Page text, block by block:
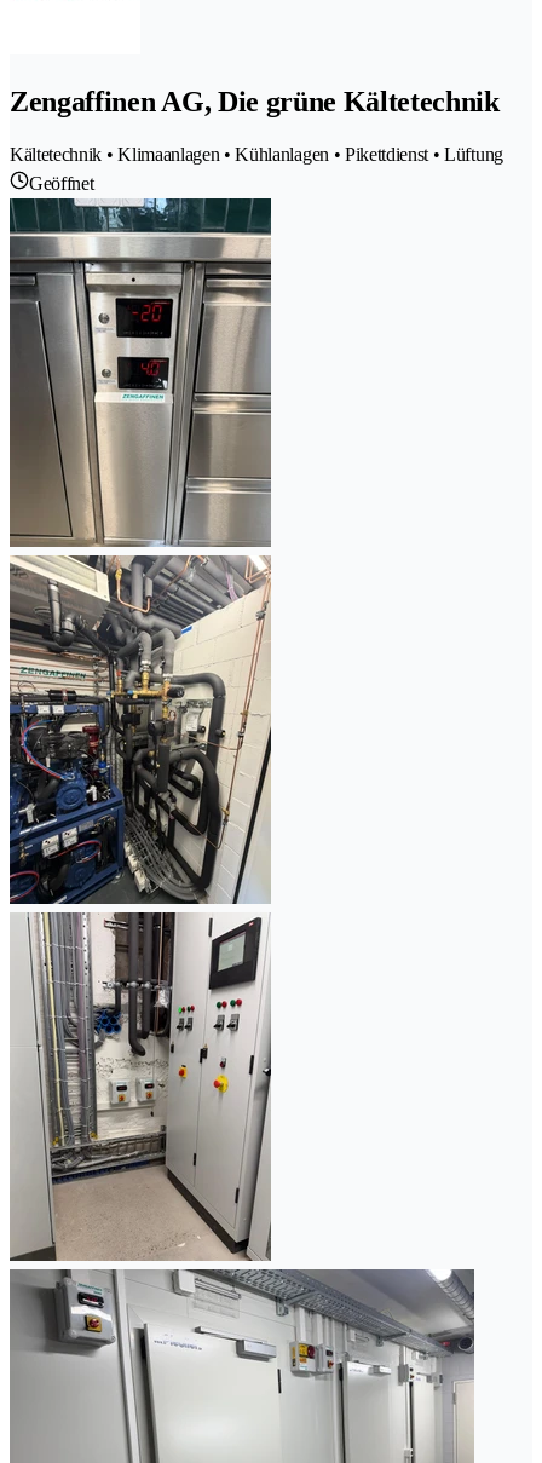
Zengaffinen AG, Die grüne Kältetechnik
Kältetechnik • Klimaanlagen • Kühlanlagen • Pikettdienst • Lüftung
Geöffnet